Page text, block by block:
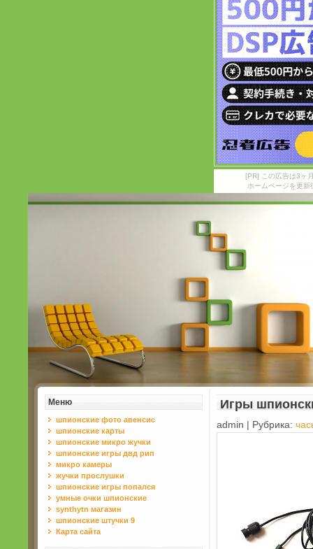
[PR] この広告は3ヶ
ホームページを更
Меню
шпионские фото авенсис
шпионские карты
шпионские микро жучки
шпионские игры двд рип
микро камеры
жучки прослушки
шпионские игры попался
умные очки шпионские
synthytn магазин
шпионские штучки 9
Карта сайта
Игры
admin | Рубрика: